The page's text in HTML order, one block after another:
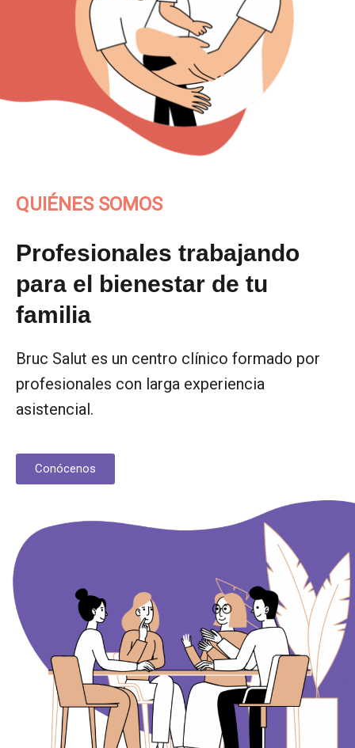
QUIÉNES SOMOS
Profesionales trabajando
para el bienestar de tu
familia
Bruc Salut es un centro clínico formado por
profesionales con larga experiencia
asistencial.
Conócenos